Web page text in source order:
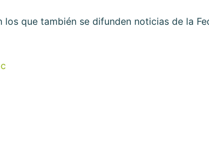
que también se difunden noticias de la